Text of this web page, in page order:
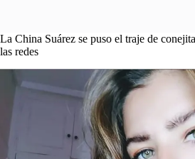
La China Suárez se puso el traje de
las redes